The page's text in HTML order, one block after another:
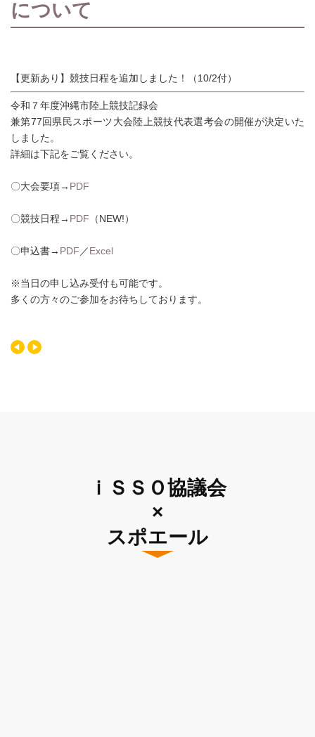
について
【更新あり】競技日程を追加しました！（10/2付）
令和７年度沖縄市陸上競技記録会
兼第77回県民スポーツ大会陸上競技代表選考会の開催が決定いた
しました。
詳細は下記をご覧ください。
〇大会要項→ PDF
〇競技日程→ PDF （NEW!）
〇申込書→ PDF ／Excel
※当日の申し込み受付も可能です。
多くの方々のご参加をお待ちしております。
ｉＳＳＯ協議会
×
スポエール